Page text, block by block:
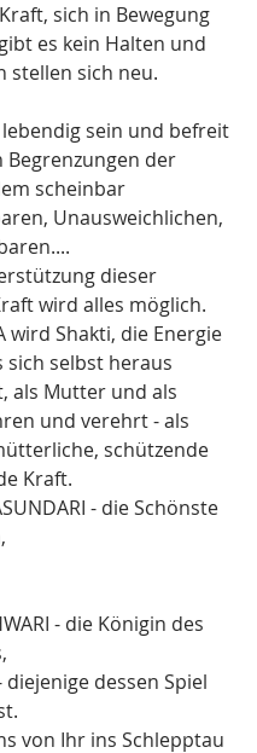
sich in Bewegung
es kein Halten und
stellen sich neu.
sein und befreit
Begrenzungen der
scheinbar
Unausweichlichen,
dieser
wird alles möglich.
wird Shakti, die Energie
sich selbst heraus
als Mutter und als
und verehrt - als
schützende
Kraft.
- die Schönste
- die Königin des
diejenige dessen Spiel
von Ihr ins Schlepptau